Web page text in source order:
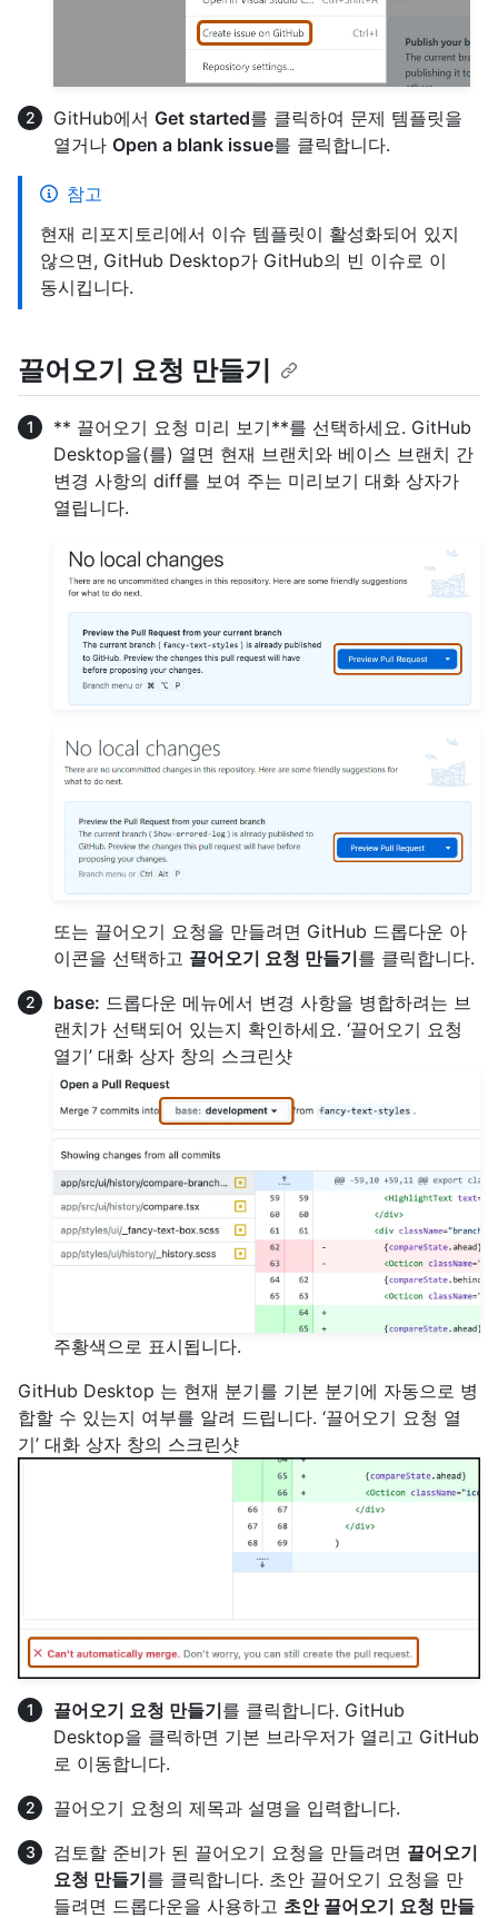
GitHub에서 Get started를 클릭하여 문제 템플릿을
열거나 Open a blank issue를 클릭합니다.
참고
현재 리포지토리에서 이슈 템플릿이 활성화되어 있지
않으면, GitHub Desktop가 GitHub의 빈 이슈로 이
동시킵니다.
끌어오기 요청 만들기
** 끌어오기 요청 미리 보기**를 선택하세요. GitHub
Desktop을(를) 열면 현재 브랜치와 베이스 브랜치 간
변경 사항의 diff를 보여 주는 미리보기 대화 상자가
열립니다.
또는 끌어오기 요청을 만들려면 GitHub 드롭다운 아
이콘을 선택하고 끌어오기 요청 만들기를 클릭합니다.
base: 드롭다운 메뉴에서 변경 사항을 병합하려는 브
랜치가 선택되어 있는지 확인하세요. ‘끌어오기 요청
열기’ 대화 상자 창의 스크린샷
주황색으로 표시됩니다.
GitHub Desktop 는 현재 분기를 기본 분기에 자동으로 병
합할 수 있는지 여부를 알려 드립니다. ‘끌어오기 요청 열
기’ 대화 상자 창의 스크린샷
끌어오기 요청 만들기를 클릭합니다. GitHub
Desktop을 클릭하면 기본 브라우저가 열리고 GitHub
로 이동합니다.
끌어오기 요청의 제목과 설명을 입력합니다.
검토할 준비가 된 끌어오기 요청을 만들려면 끌어오기
요청 만들기를 클릭합니다. 초안 끌어오기 요청을 만
들려면 드롭다운을 사용하고 초안 끌어오기 요청 만들